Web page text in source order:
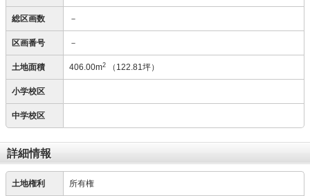
総区画数 －
区画番号 －
土地面積 406.00m2 （122.81坪）
小学校区
中学校区
詳細情報
土地権利 所有権